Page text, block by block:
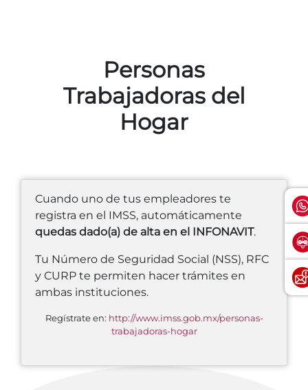
Personas
Trabajadoras del
Hogar
Cuando uno de tus empleadores te
registra en el IMSS, automáticamente
quedas dado(a) de alta en el INFONAVIT.
Tu Número de Seguridad Social (NSS), RFC
y CURP te permiten hacer trámites en
ambas instituciones.
Regístrate en: http://www.imss.gob.mx/personas-
trabajadoras-hogar